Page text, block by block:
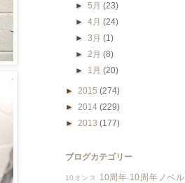
►5月(23)
►4月(24)
►3月(1)
►2月(8)
► 1月(20)
► 2015 (274)
► 2014 (229)
► 2013 (177)
ブログカテゴリー
10オンス 10周年 10周年ノベル